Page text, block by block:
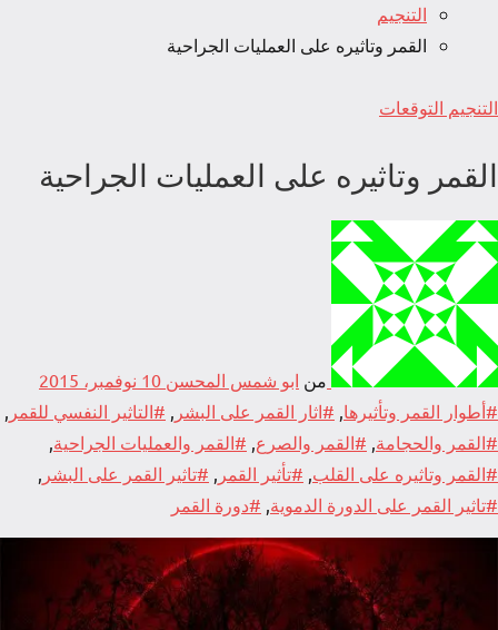
التنجيم
القمر وتاثيره على العمليات الجراحية
التنجيم التوقعات
القمر وتاثيره على العمليات الجراحية
من ابو شمس المحسن 10 نوفمبر، 2015
#أطوار القمر وتأثيرها #اثار القمر على البشر #التاثير النفسي للقمر
#القمر والحجامة #القمر والصرع #القمر والعمليات الجراحية
#القمر وتاثيره على القلب #تأثير القمر #تاثير القمر على البشر
#تاثير القمر على الدورة الدموية #دورة القمر